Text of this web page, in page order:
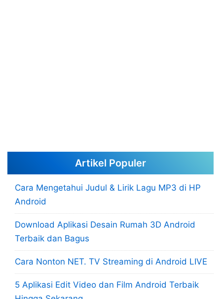
Artikel Populer
Cara Mengetahui Judul & Lirik Lagu MP3 di HP
Android
Download Aplikasi Desain Rumah 3D Android
Terbaik dan Bagus
Cara Nonton NET. TV Streaming di Android LIVE
5 Aplikasi Edit Video dan Film Android Terbaik